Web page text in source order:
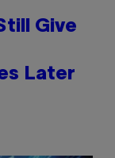
Give
Later